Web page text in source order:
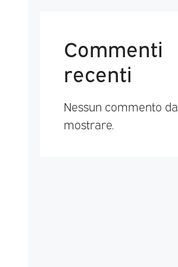
Commenti
recenti
Nessun commento da
mostrare.